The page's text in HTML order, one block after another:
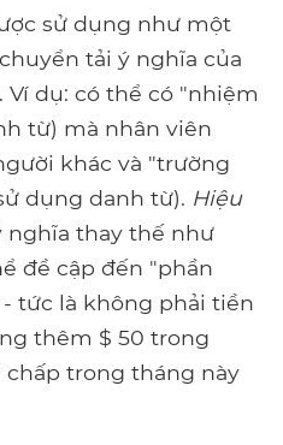
sử dụng như một
tải ý nghĩa của
dụ: có thể có "nhiệm
từ) mà nhân viên
khác và "trường
dụng danh từ). Hiệu
thay thế như
đề cập đến "phần
tức là không phải tiền
thêm $ 50 trong
trong tháng này